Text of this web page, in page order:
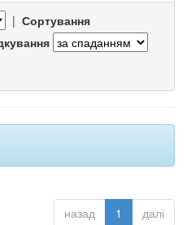
| Сортування
назад 1 далі